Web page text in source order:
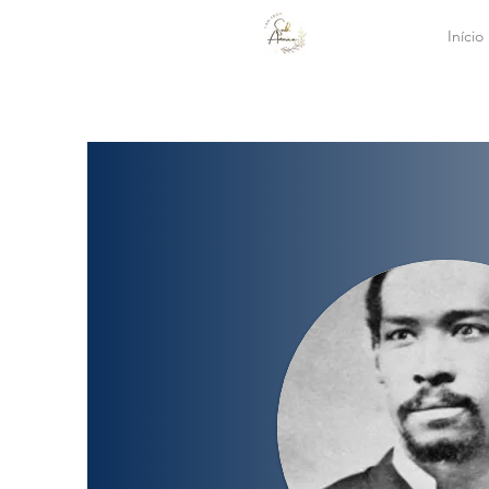
Início